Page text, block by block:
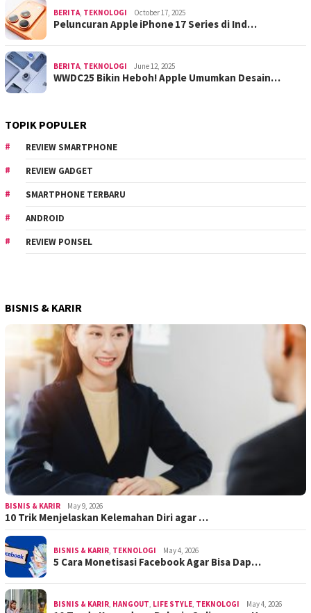
BERITA TEKNOLOGI October 17, 2025
Peluncuran Apple iPhone 17 Series di Ind…
BERITA TEKNOLOGI June 12, 2025
WWDC25 Bikin Heboh! Apple Umumkan Desain…
TOPIK POPULER
REVIEW SMARTPHONE
REVIEW GADGET
SMARTPHONE TERBARU
ANDROID
REVIEW PONSEL
BISNIS & KARIR
BISNIS & KARIR May 9, 2026
10 Trik Menjelaskan Kelemahan Diri agar …
BISNIS & KARIR TEKNOLOGI May 4, 2026
5 Cara Monetisasi Facebook Agar Bisa Dap…
BISNIS & KARIR HANGOUT LIFE STYLE TEKNOLOGI May 4, 2026